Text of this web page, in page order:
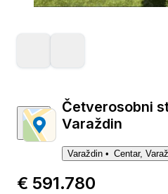
Četverosobni
Varaždin
Varaždin Centar,
€ 591.780